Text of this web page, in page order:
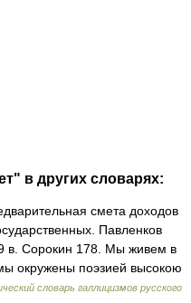
в других словарях:
смета доходов
Павленков
в. Сорокин 178. Мы живем в
окружены поэзией высокою
словарь галлицизмов русского